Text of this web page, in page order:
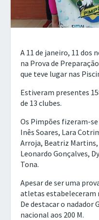
A 11 de janeiro, 11
na Prova de
que teve lugar nas
Estiveram presentes
de 13 clubes.
Os Pimpões fizeram-
Inês Soares, Lara
Arroja, Beatriz
Leonardo Gonçalves,
Tona.
Apesar de ser uma
atletas estabeleceram
De destacar o nadador
nacional aos 200 M.